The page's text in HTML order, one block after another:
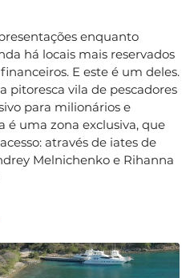
enquanto
há locais mais reservados
E este é um deles.
pitoresca vila de pescadores
para milionários e
é uma zona exclusiva, que
através de iates de
Melnichenko e Rihanna